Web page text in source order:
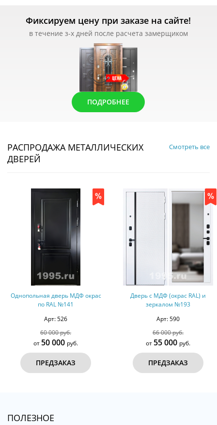
Фиксируем цену при заказе на сайте!
в течение з-х дней после расчета замерщиком
ПОДРОБНЕЕ
РАСПРОДАЖА МЕТАЛЛИЧЕСКИХ
ДВЕРЕЙ
Смотреть все
Однопольная дверь МДФ окрас
по RAL №141
Арт: 526
60 000 руб.
50 000руб.
ПРЕДЗАКАЗ
Дверь с МДФ (окрас RAL) и
зеркалом №193
Арт: 590
66 000 руб.
55 000руб.
ПРЕДЗАКАЗ
ПОЛЕЗНОЕ